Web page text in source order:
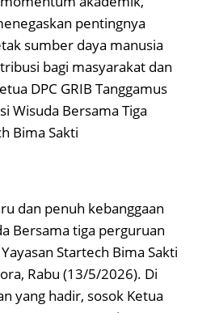
pentingnya
sumber daya manusia
bagi masyarakat dan
DPC GRIB Tanggamus
Wisuda Bersama Tiga
Bima Sakti
dan penuh kebanggaan
Bersama tiga perguruan
Startech Bima Sakti
Rabu (13/5/2026). Di
yang hadir, sosok Ketua